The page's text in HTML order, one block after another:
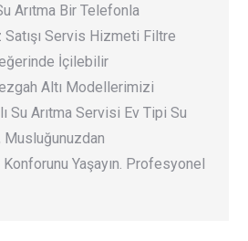
Arıtma Bir Telefonla
Servis Hizmeti Filtre
İçilebilir
Altı Modellerimizi
Su Arıtma Servisi Ev Tipi Su
Musluğunuzdan
Konforunu Yaşayın. Profesyonel